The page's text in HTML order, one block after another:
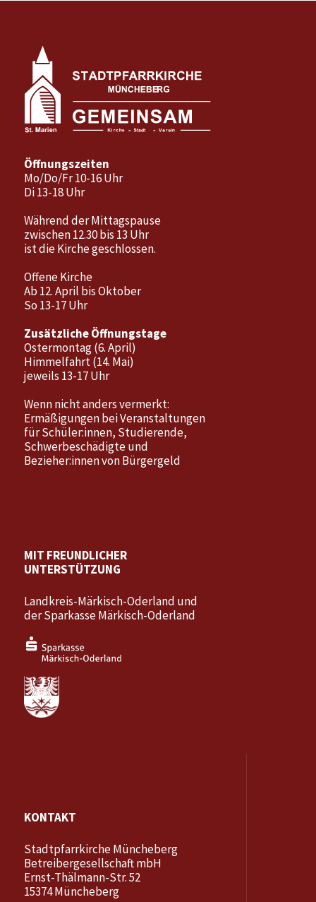
Öffnungszeiten
Mo/Do/Fr 10-16 Uhr
Di 13-18 Uhr
Während der Mittagspause
zwischen 12.30 bis 13 Uhr
ist die Kirche geschlossen.
Offene Kirche
Ab 12. April bis Oktober
So 13-17 Uhr
Zusätzliche Öffnungstage
Ostermontag (6. April)
Himmelfahrt (14. Mai)
jeweils 13-17 Uhr
Wenn nicht anders vermerkt:
Ermäßigungen bei Veranstaltungen
für Schüler:innen, Studierende,
Schwerbeschädigte und
Bezieher:innen von Bürgergeld
MIT FREUNDLICHER
UNTERSTÜTZUNG
Landkreis-Märkisch-Oderland und
der Sparkasse Märkisch-Oderland
KONTAKT
Stadtpfarrkirche Müncheberg
Betreibergesellschaft mbH
Ernst-Thälmann-Str. 52
15374 Müncheberg